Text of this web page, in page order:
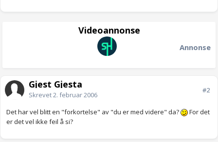
Videoannonse
Annonse
Gjest Gjesta
Skrevet2. februar 2006
#2
Det har vel blitt en "forkortelse" av "du er med videre" da?
For det
er det vel ikke feil å si?